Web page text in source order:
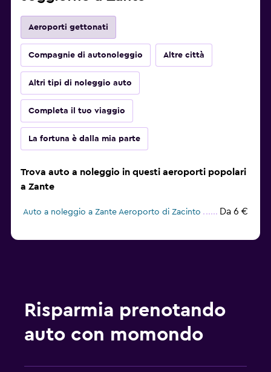
Aeroporti gettonati
Compagnie di autonoleggio Altre città
Altri tipi di noleggio auto
Completa il tuo viaggio
La fortuna è dalla mia parte
Trova auto a noleggio in questi aeroporti popolari
a Zante
Auto a noleggio a Zante Aeroporto di Zacinto Da 6 €
Risparmia prenotando
auto con momondo